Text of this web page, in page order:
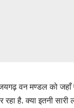
वन मण्डल को जहाँ
है. क्या इतनी